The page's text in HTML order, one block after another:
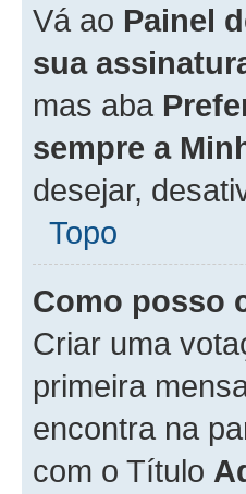
Vá ao Painel
sua
mas aba
sempre a
desejar,
Topo
Como posso
Criar uma
primeira
encontra na
com o Título